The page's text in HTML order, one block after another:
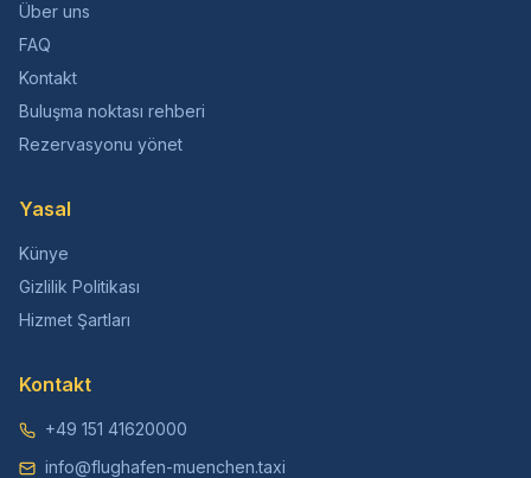
Über uns
FAQ
Kontakt
Buluşma noktası rehberi
Rezervasyonu yönet
Yasal
Künye
Gizlilik Politikası
Hizmet Şartları
Kontakt
+49 151 41620000
info@flughafen-muenchen.taxi